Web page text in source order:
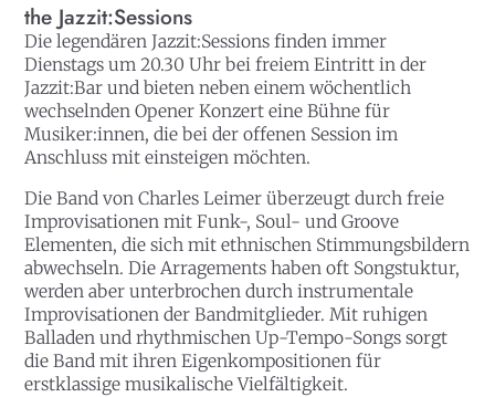
the Jazzit:Sessions
Die legendären Jazzit:Sessions finden immer
Dienstags um 20.30 Uhr bei freiem Eintritt in der
Jazzit:Bar und bieten neben einem wöchentlich
wechselnden Opener Konzert eine Bühne für
Musiker:innen, die bei der offenen Session im
Anschluss mit einsteigen möchten.
Die Band vonCharles Leimerüberzeugt durch freie
Improvisationen mit Funk-, Soul- und Groove
Elementen, die sich mit ethnischen Stimmungsbildern
abwechseln. Die Arragements haben oft Songstuktur,
werden aber unterbrochen durch instrumentale
Improvisationen der Bandmitglieder. Mit ruhigen
Balladen und rhythmischen Up-Tempo-Songs sorgt
die Band mit ihren Eigenkompositionen für
erstklassige musikalische Vielfältigkeit.